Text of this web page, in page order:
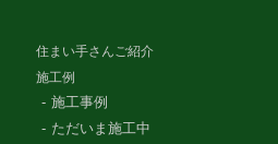
住まい手さんご紹介
施工例
施工事例
ただいま施工中